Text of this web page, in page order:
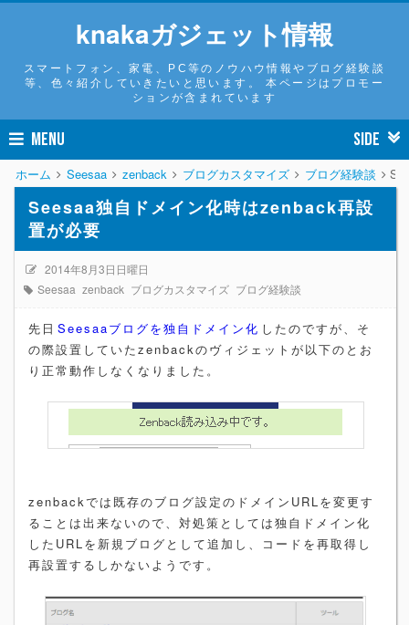
knakaガジェット情報
スマートフォン、家電、PC等のノウハウ情報やブログ経験談
等、色々紹介していきたいと思います。 本ページはプロモー
ションが含まれています
MENU SIDE
ホーム Seesaa zenback ブログカスタマイズ ブログ経験談
Seesaa独自ドメイン化時はzenback再設
置が必要
2014年8月3日日曜日
Seesaa zenback ブログカスタマイズ ブログ経験談
先日 Seesaaブログを独自ドメイン化 したのですが、そ
の際設置していたzenbackのヴィジェットが以下のとお
り正常動作しなくなりました。
zenbackでは既存のブログ設定のドメインURLを変更す
ることは出来ないので、対処策としては独自ドメイン化
したURLを新規ブログとして追加し、コードを再取得し
再設置するしかないようです。